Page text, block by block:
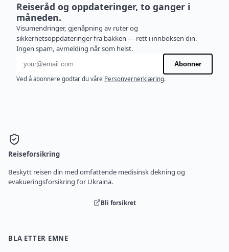
Reiseråd og oppdateringer, to ganger i
måneden.
Visumendringer, gjenåpning av ruter og
sikkerhetsoppdateringer fra bakken — rett i innboksen din.
Ingen spam, avmelding når som helst.
E-postadresse
Abonner
Ved å abonnere godtar du våre Personvernerklæring.
Reiseforsikring
Beskytt reisen din med omfattende medisinsk dekning og
evakueringsforsikring for Ukraina.
Bli forsikret
BLA ETTER EMNE